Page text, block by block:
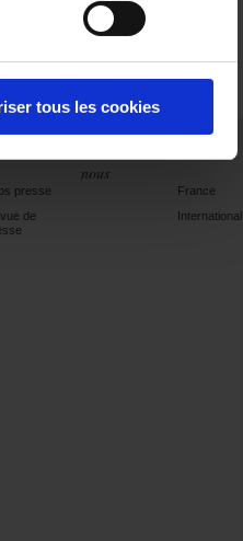
tous les cookies
presse
de
nous
France
International